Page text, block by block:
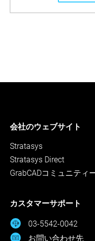
会社のウェブサイト
Stratasys
Stratasys Direct
GrabCADコミュニティ
カスタマーサポート
03-5542-0042
お問い合わせ先